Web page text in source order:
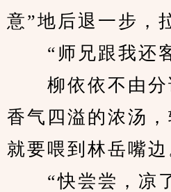
意”地后退一步，
“师兄跟我还客
柳依依不由分
香气四溢的浓汤，
就要喂到林岳嘴边
“快尝尝，凉